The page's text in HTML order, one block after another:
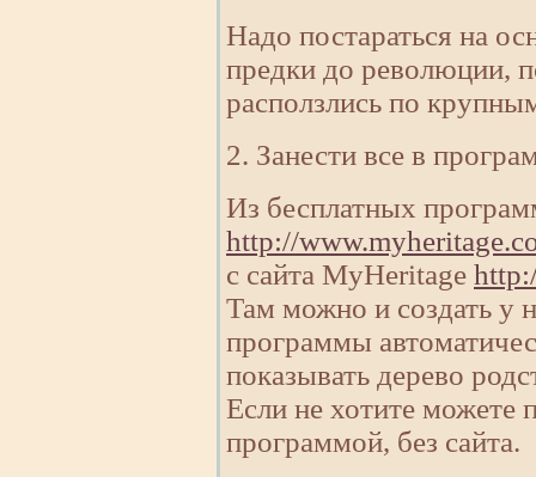
Надо постараться на
предки до революции,
расползлись по
2. Занести все в
Из бесплатных
http://
с сайта MyHeritage
Там можно и создать у
программы
показывать дерево
Если не хотите можете
программой, без сайта.